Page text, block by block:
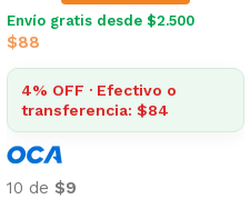
Envío gratis desde $2.500
$215
4% OFF · Efectivo o
transferencia: $206
10 de $21